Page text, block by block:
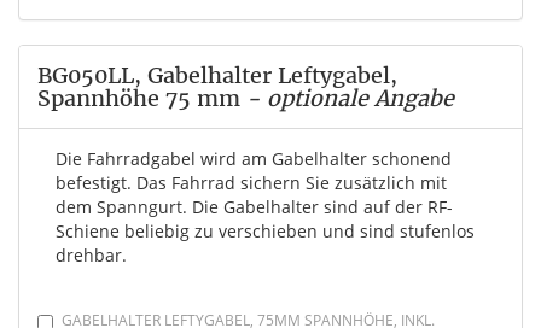
BG050LL, Gabelhalter Leftygabel,
Spannhöhe 75 mm - optionale Angabe
Die Fahrradgabel wird am Gabelhalter schonend
befestigt. Das Fahrrad sichern Sie zusätzlich mit
dem Spanngurt. Die Gabelhalter sind auf der RF-
Schiene beliebig zu verschieben und sind stufenlos
drehbar.
GABELHALTER LEFTYGABEL, 75MM SPANNHÖHE, INKL.